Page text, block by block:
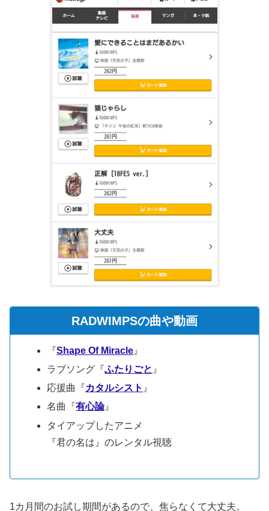
RADWIMPSの曲や動画
『Shape Of Miracle 』
ラブソング『ふたりごと 』
応援曲『カタルシスト 』
名曲『有心論』
タイアップしたアニメ
『君の名は』のレンタル視聴
1カ月間のお試し期間があるので、焦らなくて大丈夫。